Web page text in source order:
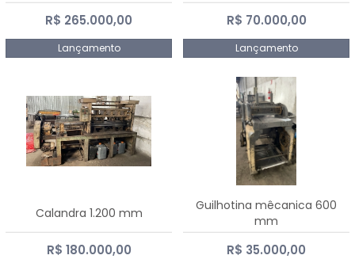
R$ 265.000,00
Lançamento
R$ 70.000,00
Lançamento
Calandra 1.200 mm
R$ 180.000,00
Guilhotina mêcanica 600
mm
R$ 35.000,00